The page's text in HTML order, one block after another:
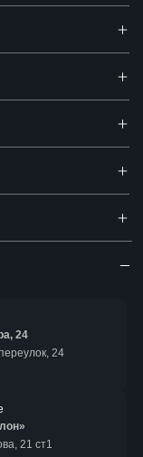
24
24
21 ст1